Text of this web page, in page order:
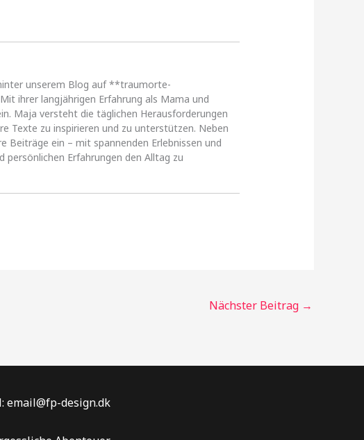
unserem Blog auf **traumorte-
ihrer langjährigen Erfahrung als Mama und
Maja versteht die täglichen Herausforderungen
Texte zu inspirieren und zu unterstützen. Neben
Beiträge ein – mit spannenden Erlebnissen und
Erfahrungen den Alltag zu
Nächster Beitrag →
email@fp-design.dk